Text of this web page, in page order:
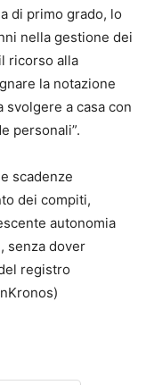
di primo grado, lo
nella gestione dei
ricorso alla
la notazione
a casa con
personali”.
scadenze
dei compiti,
autonomia
senza dover
registro